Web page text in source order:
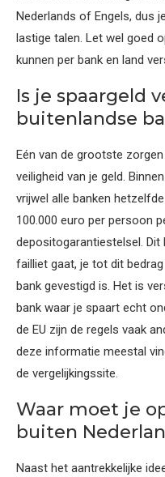
Nederlands of Engels, dus
lastige talen. Let wel goed
kunnen per bank en land
Is je spaargeld
buitenlandse
Eén van de grootste
veiligheid van je geld.
vrijwel alle banken
100.000 euro per persoon
depositogarantiestelsel. Dit
failliet gaat, je tot dit
bank gevestigd is. Het is
bank waar je spaart echt
de EU zijn de regels vaak
deze informatie meestal
de vergelijkingssite.
Waar moet je
buiten
Naast het aantrekkelijke